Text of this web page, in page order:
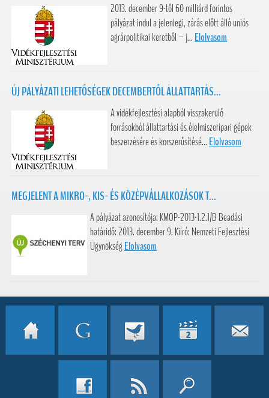
2013. december 9-től 60 milliárd forintos
pályázat indul a jelenlegi, zárás előtt álló uniós
agrárpolitikai keretből – j... Elolvasom
ÚJ PÁLYÁZATI LEHETŐSÉGEK DECEMBERTŐL ÁLLATTARTÁS...
A vidékfejlesztési alapból visszakerülő
forrásokból állattartási és élelmiszeripari gépek
beszerzésére és korszerűsítésé... Elolvasom
MEGJELENT A MIKRO-, KIS- ÉS KÖZÉPVÁLLALKOZÁSOK T...
A pályázat azonosítója: KMOP-2013-1.2.1/B Beadási
határidő: 2013. december 9. Kiíró: Nemzeti Fejlesztési
ÜgynökségElolvasom